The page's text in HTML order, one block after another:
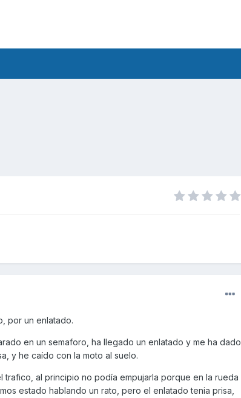
por un enlatado.
en un semaforo, ha llegado un enlatado y me ha dado
y he caído con la moto al suelo.
al principio no podía empujarla porque en la rueda
estado hablando un rato, pero el enlatado tenia prisa,